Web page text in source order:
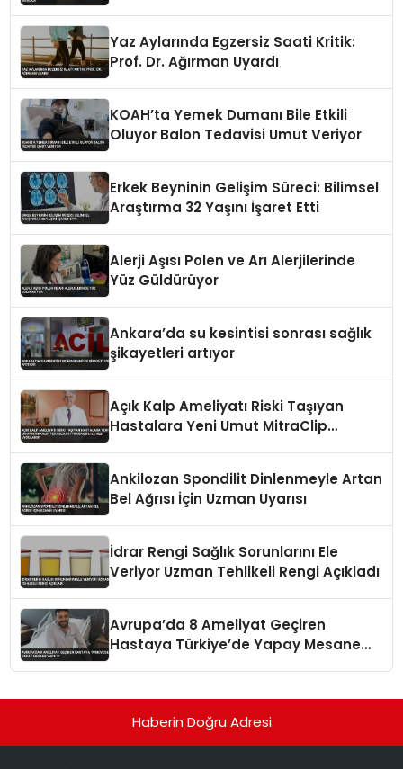
Yaz Aylarında Egzersiz Saati Kritik:
Prof. Dr. Ağırman Uyardı
KOAH’ta Yemek Dumanı Bile Etkili
Oluyor Balon Tedavisi Umut Veriyor
Erkek Beyninin Gelişim Süreci: Bilimsel
Araştırma 32 Yaşını İşaret Etti
Alerji Aşısı Polen ve Arı Alerjilerinde
Yüz Güldürüyor
Ankara’da su kesintisi sonrası sağlık
şikayetleri artıyor
Açık Kalp Ameliyatı Riski Taşıyan
Hastalara Yeni Umut MitraClip
Ankilozan Spondilit Dinlenmeyle Artan
Bel Ağrısı İçin Uzman Uyarısı
İdrar Rengi Sağlık Sorunlarını Ele
Veriyor Uzman Tehlikeli Rengi Açıkladı
Avrupa’da 8 Ameliyat Geçiren
Hastaya Türkiye’de Yapay Mesane
Haberin Doğru Adresi